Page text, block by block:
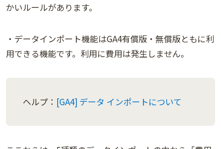
かいルールがあります。
・データインポート機能はGA4有償版・無償版ともに利
用できる機能です。利用に費用は発生しません。
ヘルプ： [GA4] データ インポートについて